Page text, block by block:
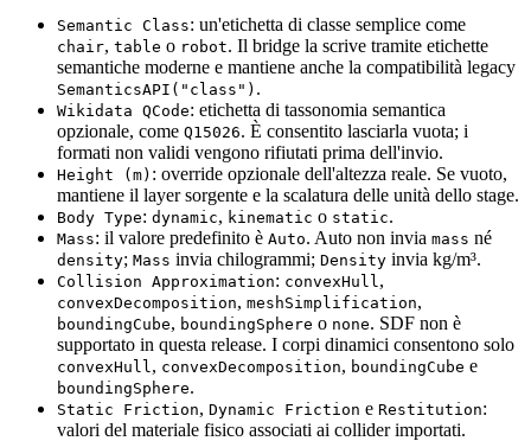
Semantic Class: un'etichetta di classe semplice come
chair, table o robot. Il bridge la scrive tramite etichette
semantiche moderne e mantiene anche la compatibilità legacy
SemanticsAPI("class") .
Wikidata QCode: etichetta di tassonomia semantica
opzionale, come Q15026. È consentito lasciarla vuota; i
formati non validi vengono rifiutati prima dell'invio.
Height (m) : override opzionale dell'altezza reale. Se vuoto,
mantiene il layer sorgente e la scalatura delle unità dello stage.
Body Type: dynamic, kinematic o static.
Mass: il valore predefinito è Auto. Auto non invia mass né
density; Mass invia chilogrammi; Density invia kg/m³.
Collision Approximation: convexHull ,
convexDecomposition, meshSimplification,
boundingCube, boundingSphere o none. SDF non è
supportato in questa release. I corpi dinamici consentono solo
convexHull , convexDecomposition, boundingCube e
boundingSphere.
Static Friction, Dynamic Friction e Restitution:
valori del materiale fisico associati ai collider importati.